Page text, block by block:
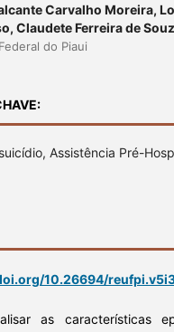
Carvalho Moreira,
Claudete Ferreira de
do Piaui
Assistência Pré-
10.26694/
as características